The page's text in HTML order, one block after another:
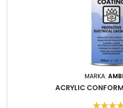
MARKA:
ACRYLIC